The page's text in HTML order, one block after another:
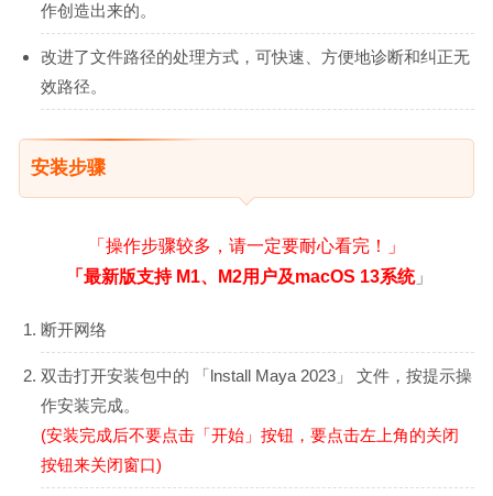
作创造出来的。
改进了文件路径的处理方式，可快速、方便地诊断和纠正无
效路径。
安装步骤
「操作步骤较多，请一定要耐心看完！」
「最新版支持 M1、M2用户及macOS 13系统」
断开网络
双击打开安装包中的 「lnstall Maya 2023」 文件，按提示操
作安装完成。
(安装完成后不要点击「开始」按钮，要点击左上角的关闭
按钮来关闭窗口)